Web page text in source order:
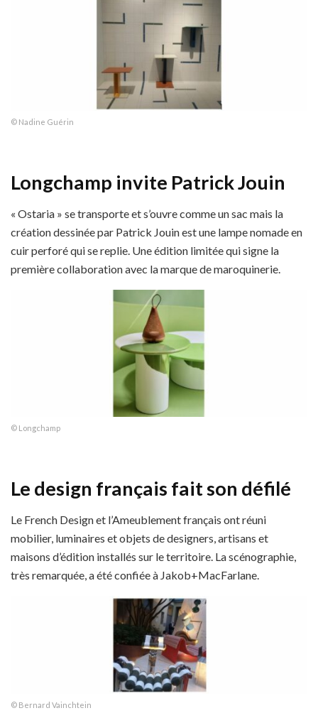
© Nadine Guérin
Longchamp invite Patrick Jouin
« Ostaria » se transporte et s’ouvre comme un sac mais la
création dessinée par Patrick Jouin est une lampe nomade en
cuir perforé qui se replie. Une édition limitée qui signe la
première collaboration avec la marque de maroquinerie.
© Longchamp
Le design français fait son défilé
Le French Design et l’Ameublement français ont réuni
mobilier, luminaires et objets de designers, artisans et
maisons d’édition installés sur le territoire. La scénographie,
très remarquée, a été confiée à Jakob+MacFarlane.
© Bernard Vainchtein